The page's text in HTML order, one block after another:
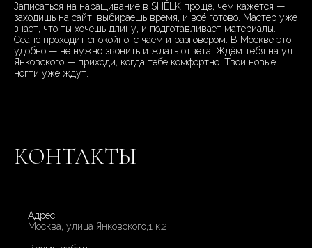
Записаться на наращивание в SHÊLK проще, чем кажется —
заходишь на сайт, выбираешь время, и всё готово. Мастер уже
знает, что ты хочешь длину, и подготавливает материалы.
Сеанс проходит спокойно, с чаем и разговором. В Москве это
удобно — не нужно звонить и ждать ответа. Ждём тебя на ул.
Янковского — приходи, когда тебе комфортно. Твои новые
ногти уже ждут.
КОНТАКТЫ
Адрес:
Москва, улица Янковского,1 к.2